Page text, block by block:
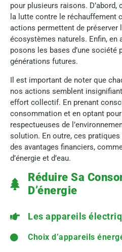
pour plusieurs raisons.
la lutte contre le réchauffement
actions permettent de préserver
écosystèmes naturels. Enfin, en
posons les bases d’une société
générations futures.
Il est important de noter que
nos actions semblent
effort collectif. En prenant
consommation et en optant
respectueuses de
solution. En outre, ces
des avantages financiers,
d’énergie et d’eau.
Réduire Sa
D’énergie
Les appareils
Choix d’appareils